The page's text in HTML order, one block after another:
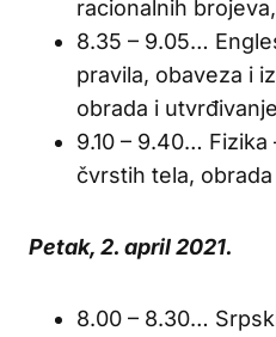
racionalnih
8.35 – 9.05…
pravila, obaveza i
obrada i utvrđivanje
9.10 – 9.40…
čvrstih tela, obrada
Petak, 2. april 2021.
8.00 – 8.30…